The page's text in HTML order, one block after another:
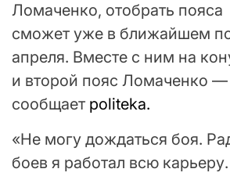
Ломаченко, отобрать
сможет уже в ближайшем
апреля. Вместе с ним на
и второй пояс Ломаченко —
сообщает politeka.
«Не могу дождаться боя.
боев я работал всю